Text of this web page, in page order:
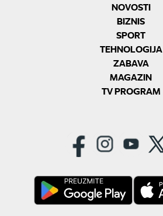
NOVOSTI
BIZNIS
SPORT
TEHNOLOGIJA
ZABAVA
MAGAZIN
TV PROGRAM